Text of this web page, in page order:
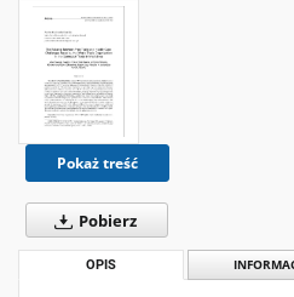
Pokaż treść
Pobierz
OPIS